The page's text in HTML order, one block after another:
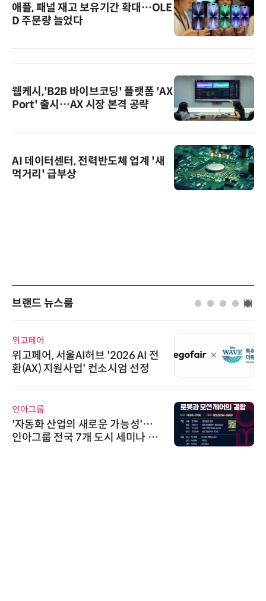
애플, 패널 재고 보유기간 확대…OLE
D 주문량 늘었다
웹케시,'B2B 바이브코딩' 플랫폼 'AX
Port' 출시…AX 시장 본격 공략
AI 데이터센터, 전력반도체 업계 '새
먹거리' 급부상
브랜드 뉴스룸
위고페어
위고페어, 서울AI허브 '2026 AI 전
환(AX) 지원사업' 컨소시엄 선정
인아그룹
'자동화 산업의 새로운 가능성'…
인아그룹 전국 7개 도시 세미나 페